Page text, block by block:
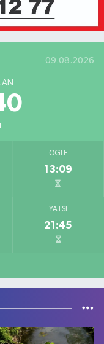
09.08.2026
ÖĞLE
13:09
YATSI
21:45